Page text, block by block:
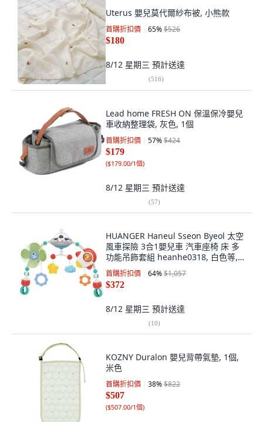
Uterus 嬰兒莫代爾紗布被, 小熊款
首購折扣價 65%$526
$180
8/12 星期三 預計送達
(516)
Lead home FRESH ON 保溫保冷嬰兒
車收納整理袋, 灰色, 1個
首購折扣價 57%$424
$179
($179.00/1個)
8/12 星期三 預計送達
(57)
HUANGER Haneul Sseon Byeol 太空
風車探險 3合1嬰兒車 汽車座椅 床 多
功能吊飾套組 heanhe0318, 白色等, 1
套
首購折扣價 64%$1,057
$372
8/12 星期三 預計送達
(10)
KOZNY Duralon 嬰兒背帶氣墊, 1個,
米色
首購折扣價 38%$822
$507
($507.00/1個)